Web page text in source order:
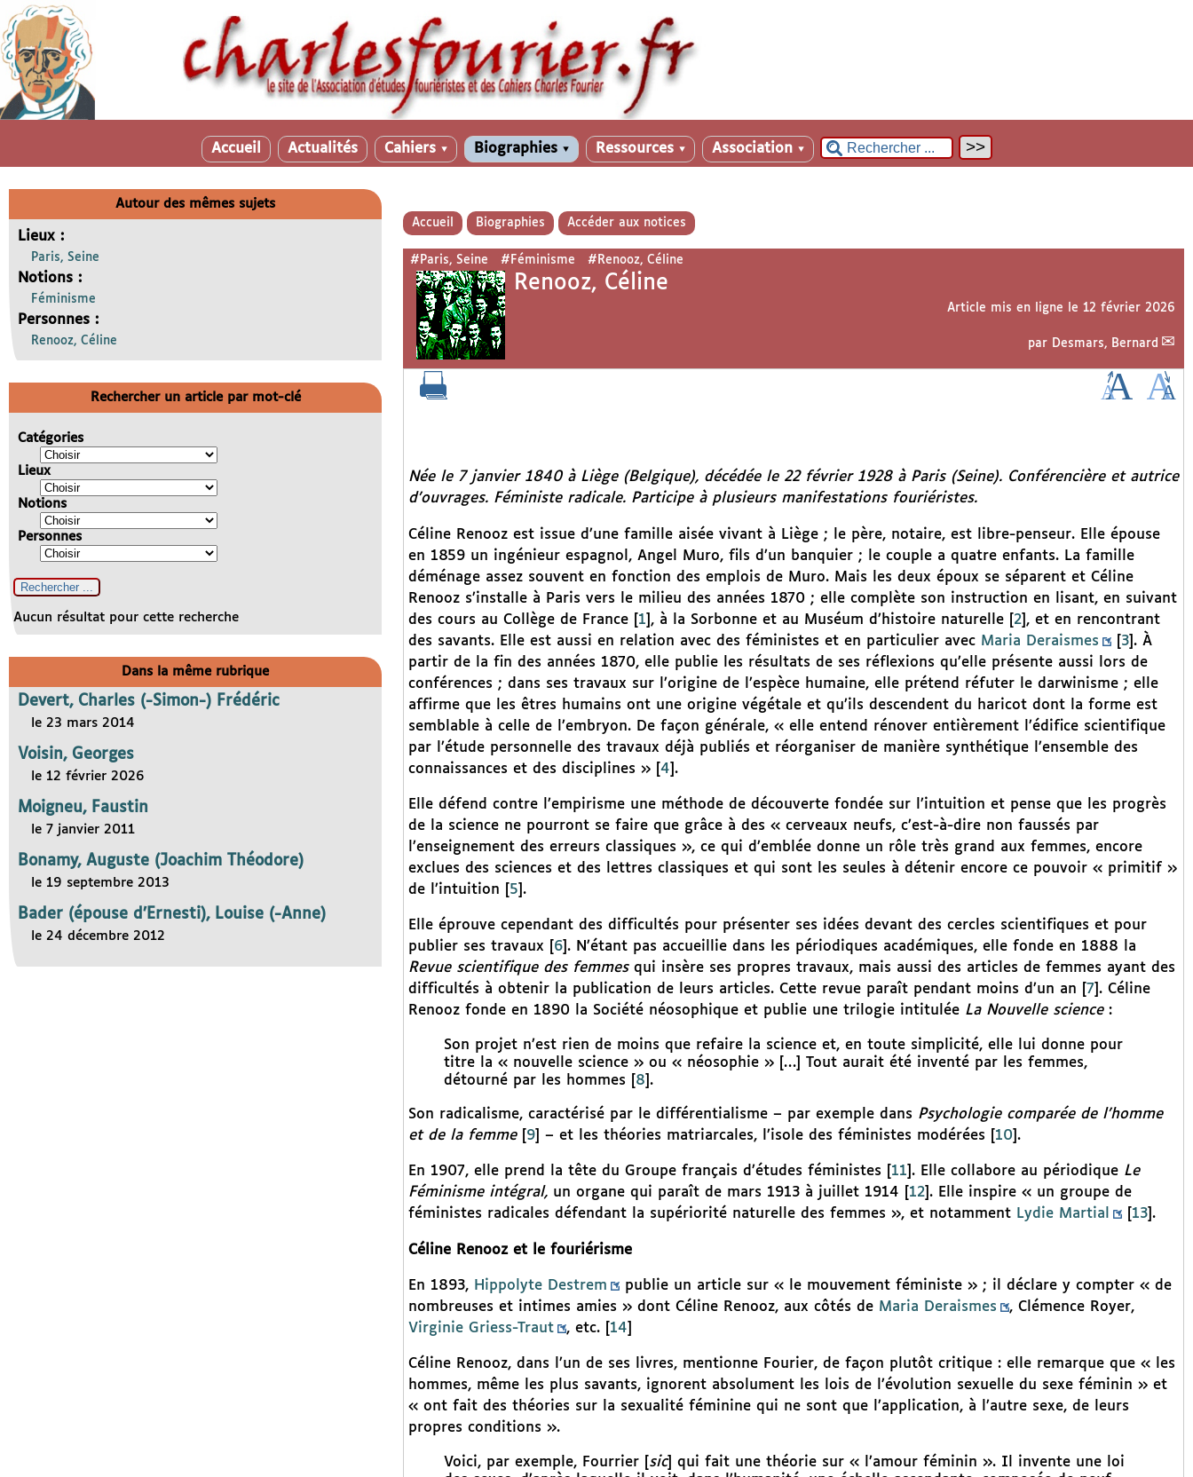
Accueil Actualités Cahiers ▼ Biographies ▼ Ressources ▼ Association ▼
Accueil Biographies Accéder aux notices
#Paris, Seine #Féminisme #Renooz, Céline
Renooz, Céline
Article mis en ligne le 12 février 2026
par Desmars, Bernard
Née le 7 janvier 1840 à Liège (Belgique), décédée le 22 février 1928 à Paris (Seine). Conférencière et autrice
d’ouvrages. Féministe radicale. Participe à plusieurs manifestations fouriéristes.
Céline Renooz est issue d’une famille aisée vivant à Liège ; le père, notaire, est libre-penseur. Elle épouse
en 1859 un ingénieur espagnol, Angel Muro, fils d’un banquier ; le couple a quatre enfants. La famille
déménage assez souvent en fonction des emplois de Muro. Mais les deux époux se séparent et Céline
Renooz s’installe à Paris vers le milieu des années 1870 ; elle complète son instruction en lisant, en suivant
des cours au Collège de France[ 1 , à la Sorbonne et au Muséum d’histoire naturelle[ 2] , et en rencontrant
des savants. Elle est aussi en relation avec des féministes et en particulier avec Maria Deraismes [ 3] . À
partir de la fin des années 1870, elle publie les résultats de ses réflexions qu’elle présente aussi lors de
conférences ; dans ses travaux sur l’origine de l’espèce humaine, elle prétend réfuter le darwinisme ; elle
affirme que les êtres humains ont une origine végétale et qu’ils descendent du haricot dont la forme est
semblable à celle de l’embryon. De façon générale, « elle entend rénover entièrement l’édifice scientifique
par l’étude personnelle des travaux déjà publiés et réorganiser de manière synthétique l’ensemble des
connaissances et des disciplines »[ 4 .
Elle défend contre l’empirisme une méthode de découverte fondée sur l’intuition et pense que les progrès
de la science ne pourront se faire que grâce à des « cerveaux neufs, c’est-à-dire non faussés par
l’enseignement des erreurs classiques », ce qui d’emblée donne un rôle très grand aux femmes, encore
exclues des sciences et des lettres classiques et qui sont les seules à détenir encore ce pouvoir « primitif »
de l’intuition
5 .
Elle éprouve cependant des difficultés pour présenter ses idées devant des cercles scientifiques et pour
publier ses travaux
6] . N’étant pas accueillie dans les périodiques académiques, elle fonde en 1888 la
Revue scientifique des femmes qui insère ses propres travaux, mais aussi des articles de femmes ayant des
difficultés à obtenir la publication de leurs articles. Cette revue paraît pendant moins d’un an
7 . Céline
Renooz fonde en 1890 la Société néosophique et publie une trilogie intitulée La Nouvelle science:
Son projet n’est rien de moins que refaire la science et, en toute simplicité, elle lui donne pour
titre la « nouvelle science » ou « néosophie » […] Tout aurait été inventé par les femmes,
détourné par les hommes
8 .
Son radicalisme, caractérisé par le différentialisme – par exemple dans Psychologie comparée de l’homme
et de la femme[ 9] – et les théories matriarcales, l’isole des féministes modérées 10 .
En 1907, elle prend la tête du Groupe français d’études féministes 11 . Elle collabore au périodique Le
Féminisme intégral, un organe qui paraît de mars 1913 à juillet 1914 12] . Elle inspire « un groupe de
féministes radicales défendant la supériorité naturelle des femmes », et notamment Lydie Martial [ 13] .
Céline Renooz et le fouriérisme
En 1893, Hippolyte Destrem
publie un article sur « le mouvement féministe » ; il déclare y compter « de
nombreuses et intimes amies » dont Céline Renooz, aux côtés de Maria Deraismes
, Clémence Royer,
Virginie Griess-Traut
, etc.[ 14
Céline Renooz, dans l’un de ses livres, mentionne Fourier, de façon plutôt critique : elle remarque que « les
hommes, même les plus savants, ignorent absolument les lois de l’évolution sexuelle du sexe féminin » et
« ont fait des théories sur la sexualité féminine qui ne sont que l’application, à l’autre sexe, de leurs
propres conditions ».
Voici, par exemple, Fourrier [ sic] qui fait une théorie sur « l’amour féminin ». Il invente une loi
Autour des mêmes sujets
Lieux :
Paris, Seine
Notions :
Féminisme
Personnes :
Renooz, Céline
Rechercher un article par mot-clé
Catégories
Lieux
Notions
Personnes
Aucun résultat pour cette recherche
Dans la même rubrique
Devert, Charles (-Simon-) Frédéric
le 23 mars 2014
Voisin, Georges
le 12 février 2026
Moigneu, Faustin
le 7 janvier 2011
Bonamy, Auguste (Joachim Théodore)
le 19 septembre 2013
Bader (épouse d’Ernesti), Louise (-Anne)
le 24 décembre 2012